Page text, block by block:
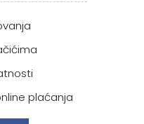
plaćanja